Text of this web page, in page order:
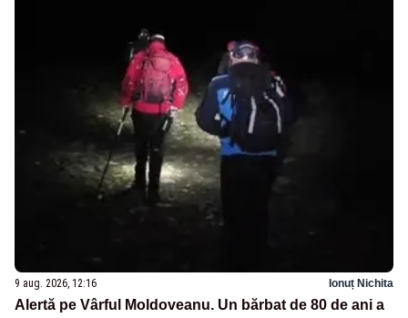
9 aug. 2026, 12:16 Ionuț Nichita
Alertă pe Vârful Moldoveanu. Un bărbat de 80 de ani a